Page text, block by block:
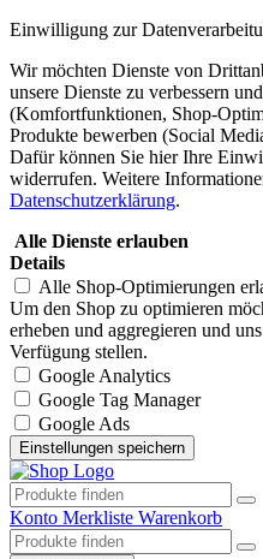
Einwilligung zur
Wir möchten Dienste von
unsere Dienste zu verbessern
(Komfortfunktionen, Shop-
Produkte bewerben (Social
Dafür können Sie hier Ihre
widerrufen. Weitere
Datenschutzerklärung.
Alle Dienste erlauben
Details
Alle Shop-Optimierungen
Um den Shop zu optimieren
erheben und aggregieren und
Verfügung stellen.
Google Analytics
Google Tag Manager
Google Ads
Konto Merkliste Warenkorb